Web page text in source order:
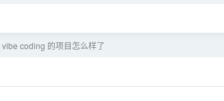
vibe coding 的项目怎么样了